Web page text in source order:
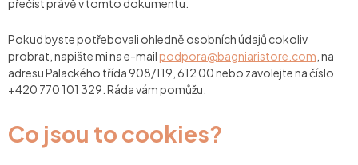
přečíst právě v tomto dokumentu.
Pokud byste potřebovali ohledně osobních údajů cokoliv
probrat, napište mi na e-mail podpora@bagniaristore.com , na
adresu Palackého třída 908/119, 612 00 nebo zavolejte na číslo
+420 770 101 329. Ráda vám pomůžu.
Co jsou to cookies?